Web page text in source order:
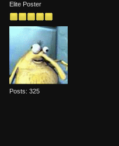
Elite Poster
Posts: 325